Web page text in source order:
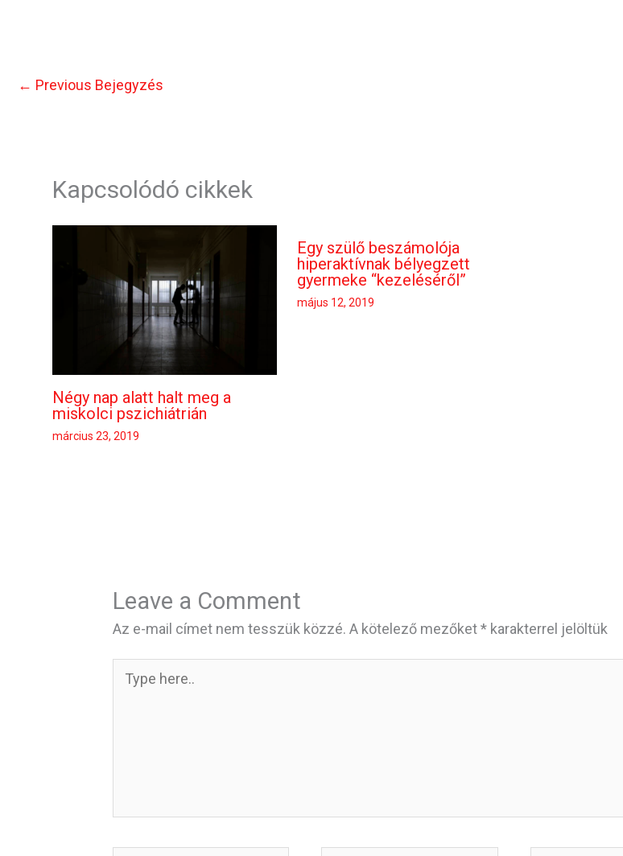
← Previous Bejegyzés
Kapcsolódó cikkek
Négy nap alatt halt meg a
miskolci pszichiátrián
március 23, 2019
Egy szülő beszámolója
hiperaktívnak bélyegzett
gyermeke “kezeléséről”
május 12, 2019
Leave a Comment
Az e-mail címet nem tesszük közzé. A kötelező mezőket* karakterrel jelöltük
here..